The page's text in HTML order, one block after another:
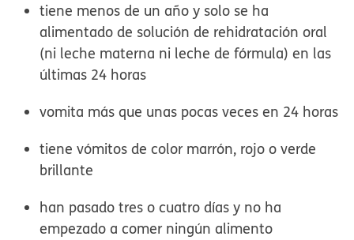
tiene menos de un año y solo se ha
alimentado de solución de rehidratación oral
(ni leche materna ni leche de fórmula) en las
últimas 24 horas
vomita más que unas pocas veces en 24 horas
tiene vómitos de color marrón, rojo o verde
brillante
han pasado tres o cuatro días y no ha
empezado a comer ningún alimento